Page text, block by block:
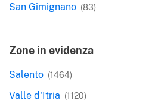
San Gimignano (83)
Zone in evidenza
Salento (1464)
Valle d'Itria (1120)